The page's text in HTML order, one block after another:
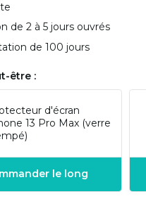
de 2 à 5 jours ouvrés
de 100 jours
être :
d'écran
13 Pro Max (verre
le long